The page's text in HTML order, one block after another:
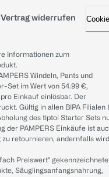
Vertrag widerrufen
Informationen zum
Windeln, Pants und
Set im Wert von 54.99 €,
Einkauf einlösbar. Der
Gültig in allen BIPA Filialen
des tiptoi Starter Sets
der PAMPERS Einkäufe ist
retournieren, andernfalls wird
Preiswert" gekennzeichnete
Säuglingsanfangsnahrung,